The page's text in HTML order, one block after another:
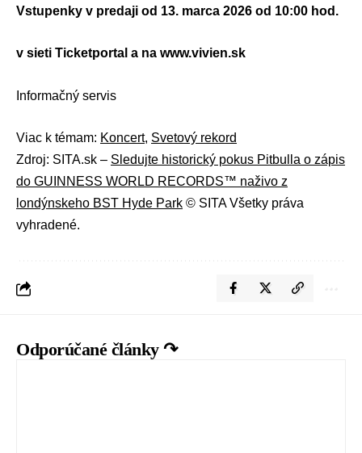
Vstupenky v predaji od 13. marca 2026 od 10:00 hod.
v sieti Ticketportal a na www.vivien.sk
Informačný servis
Viac k témam: Koncert, Svetový rekord
Zdroj: SITA.sk – Sledujte historický pokus Pitbulla o zápis
do GUINNESS WORLD RECORDS™ naživo z
londýnskeho BST Hyde Park © SITA Všetky práva
vyhradené.
Odporúčané články ↷